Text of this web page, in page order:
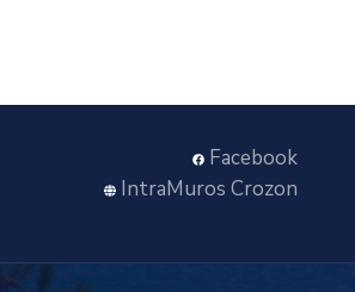
Facebook
IntraMuros Crozon